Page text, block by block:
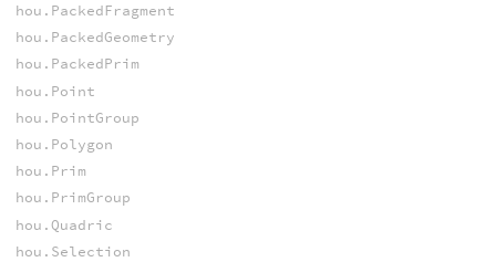
hou.PackedFragment
hou.PackedGeometry
hou.PackedPrim
hou.Point
hou.PointGroup
hou.Polygon
hou.Prim
hou.PrimGroup
hou.Quadric
hou.Selection